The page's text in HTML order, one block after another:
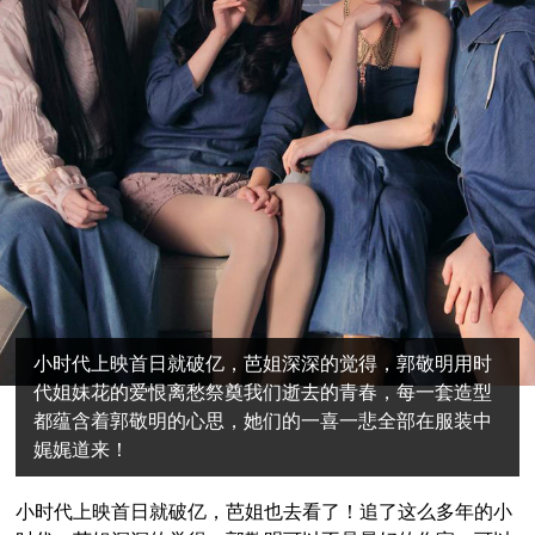
小时代上映首日就破亿，芭姐深深的觉得，郭敬明用时
代姐妹花的爱恨离愁祭奠我们逝去的青春，每一套造型
都蕴含着郭敬明的心思，她们的一喜一悲全部在服装中
娓娓道来！
小时代上映首日就破亿，芭姐也去看了！追了这么多年的小